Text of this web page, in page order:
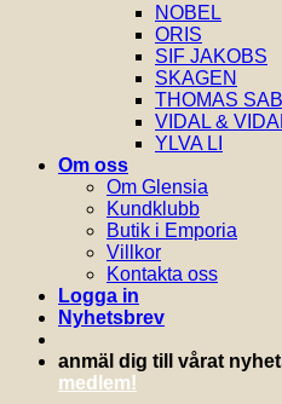
NOBEL
ORIS
SIF JAKOBS
SKAGEN
THOMAS
VIDAL &
YLVA LI
Om oss
Om Glensia
Kundklubb
Butik i Emporia
Villkor
Kontakta oss
Logga in
Nyhetsbrev
anmäl dig till vårat
medlem!